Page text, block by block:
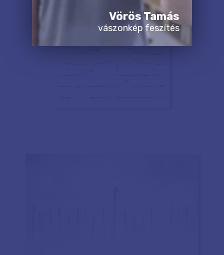
Vörös Tamás
vászonkép feszítés